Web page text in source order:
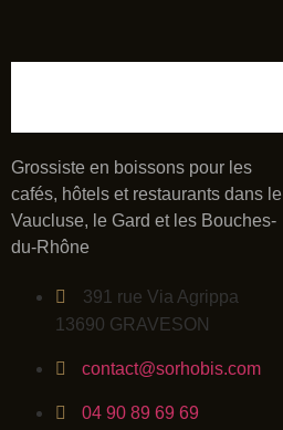
Grossiste en boissons pour les
cafés, hôtels et restaurants dans le
Vaucluse, le Gard et les Bouches-
du-Rhône
391 rue Via Agrippa
13690 GRAVESON
contact@sorhobis.com
04 90 89 69 69